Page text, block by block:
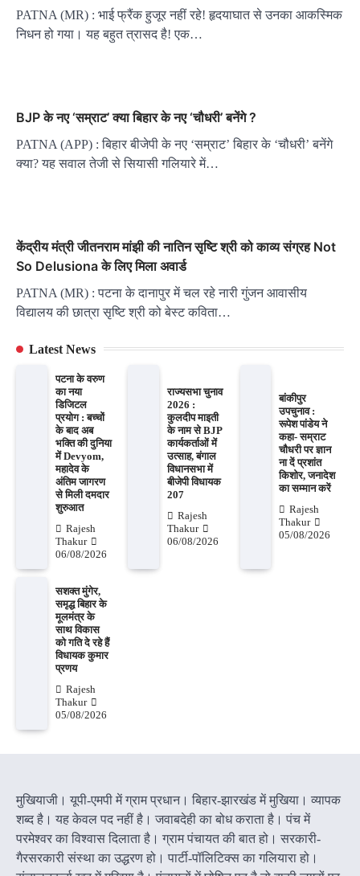
PATNA (MR) : भाई फ्रैंक हुजूर नहीं रहे! हृदयाघात से उनका आकस्मिक
निधन हो गया। यह बहुत त्रासद है! एक…
BJP के नए ‘सम्राट’ क्या बिहार के नए ‘चौधरी’ बनेंगे ?
PATNA (APP) : बिहार बीजेपी के नए ‘सम्राट’ बिहार के ‘चौधरी’ बनेंगे
क्या? यह सवाल तेजी से सियासी गलियारे में…
केंद्रीय मंत्री जीतनराम मांझी की नातिन सृष्टि श्री को काव्य संग्रह Not
So Delusiona के लिए मिला अवार्ड
PATNA (MR) : पटना के दानापुर में चल रहे नारी गुंजन आवासीय
विद्यालय की छात्रा सृष्टि श्री को बेस्ट कविता…
Latest News
पटना के वरुण
का नया
डिजिटल
प्रयोग : बच्चों
के बाद अब
भक्ति की दुनिया
में Devyom,
महादेव के
अंतिम जागरण
से मिली दमदार
शुरुआत
Rajesh
Thakur
06/08/2026
राज्यसभा चुनाव
2026 :
कुलदीप माइती
के नाम से BJP
कार्यकर्ताओं में
उत्साह, बंगाल
विधानसभा में
बीजेपी विधायक
207
Rajesh
Thakur
06/08/2026
बांकीपुर
उपचुनाव :
रूपेश पांडेय ने
कहा- सम्राट
चौधरी पर ज्ञान
ना दें प्रशांत
किशोर, जनादेश
का सम्मान करें
Rajesh
Thakur
05/08/2026
सशक्त मुंगेर,
समृद्ध बिहार के
मूलमंत्र के
साथ विकास
को गति दे रहे हैं
विधायक कुमार
प्रणय
Rajesh
Thakur
05/08/2026
मुखियाजी। यूपी-एमपी में ग्राम प्रधान। बिहार-झारखंड में मुखिया। व्यापक
शब्द है। यह केवल पद नहीं है। जवाबदेही का बोध कराता है। पंच में
परमेश्वर का विश्वास दिलाता है। ग्राम पंचायत की बात हो। सरकारी-
गैरसरकारी संस्था का उद्धरण हो। पार्टी-पॉलिटिक्स का गलियारा हो।